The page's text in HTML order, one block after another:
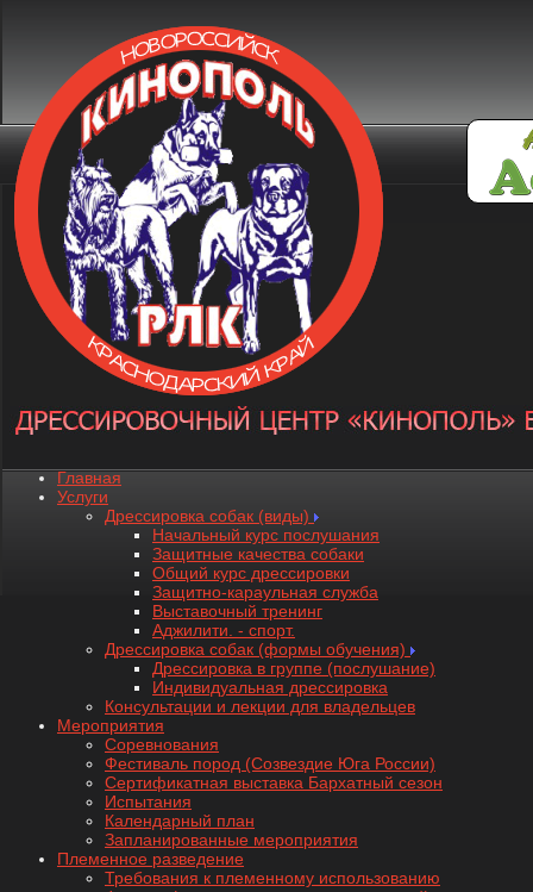
Главная
Услуги
Дрессировка собак (виды)
Начальный курс послушания
Защитные качества собаки
Общий курс дрессировки
Защитно-караульная служба
Выставочный тренинг
Аджилити. - спорт.
Дрессировка собак (формы обучения)
Дрессировка в группе (послушание)
Индивидуальная дрессировка
Консультации и лекции для владельцев
Мероприятия
Соревнования
Фестиваль пород (Созвездие Юга России)
Сертификатная выставка Бархатный сезон
Испытания
Календарный план
Запланированные мероприятия
Племенное разведение
Требования к племенному использованию